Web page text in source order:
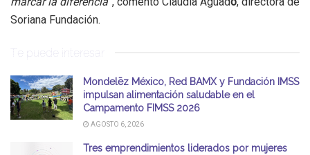
Soriana Fundación.
Te puede interesar
Mondelēz México, Red BAMX y Fundación IMSS
impulsan alimentación saludable en el
Campamento FIMSS 2026
AGOSTO 6, 2026
Tres emprendimientos liderados por mujeres